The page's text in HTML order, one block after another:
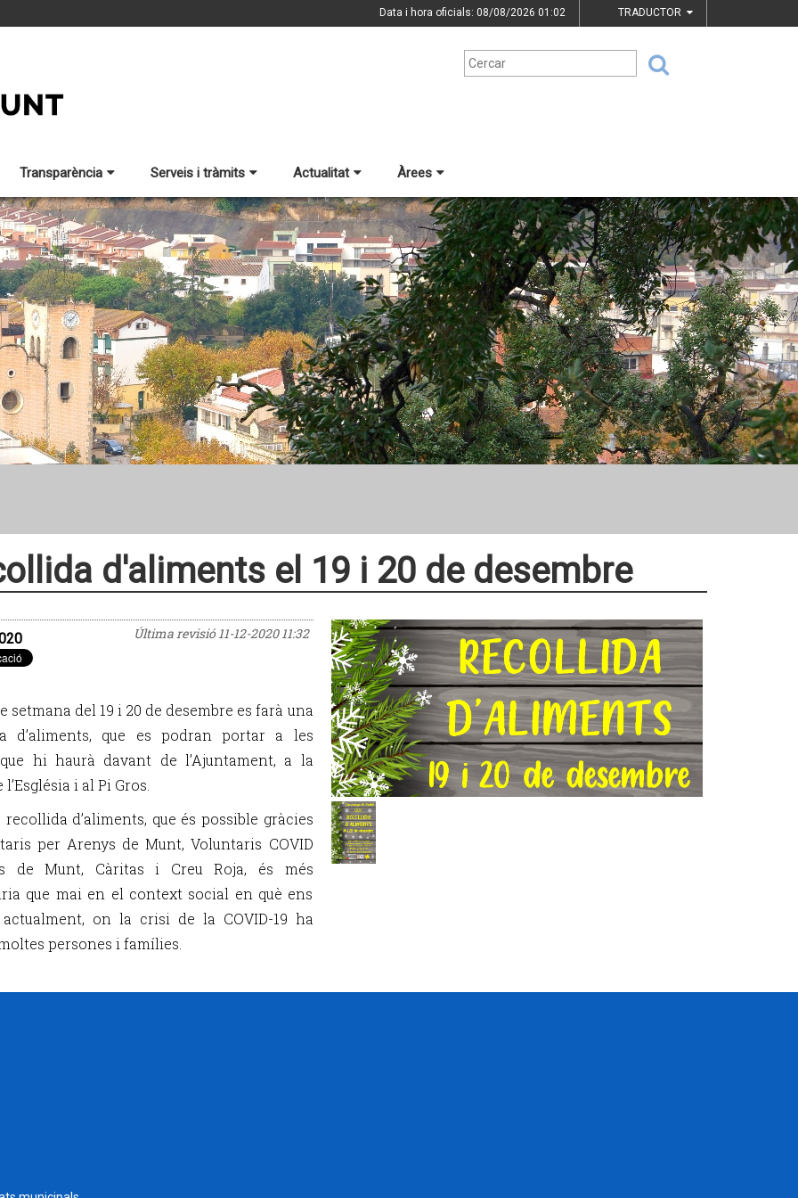
Data i hora oficials: 08/08/2026 01:02 TRADUCTOR
Transparència Serveis i tràmits Actualitat Àrees
d'aliments el 19 i 20 de desembre
Última revisió11-12-2020 11:32
setmana del 19 i 20 de desembre es farà una
d’aliments, que es podran portar a les
hi haurà davant de l’Ajuntament, a la
i al Pi Gros.
recollida d’aliments, que és possible gràcies
per Arenys de Munt, Voluntaris COVID
de Munt, Càritas i Creu Roja, és més
que mai en el context social en què ens
on la crisi de la COVID-19 ha
persones i famílies.